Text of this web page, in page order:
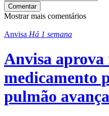
Comentar
Mostrar mais comentários
Anvisa Há 1 semana
Anvisa aprova
medicamento
pulmão